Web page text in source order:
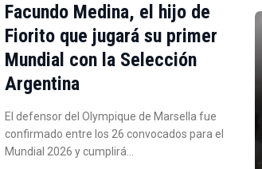
Facundo Medina, el hijo de
Fiorito que jugará su primer
Mundial con la Selección
Argentina
El defensor del Olympique de Marsella fue
confirmado entre los 26 convocados para el
Mundial 2026 y cumplirá…